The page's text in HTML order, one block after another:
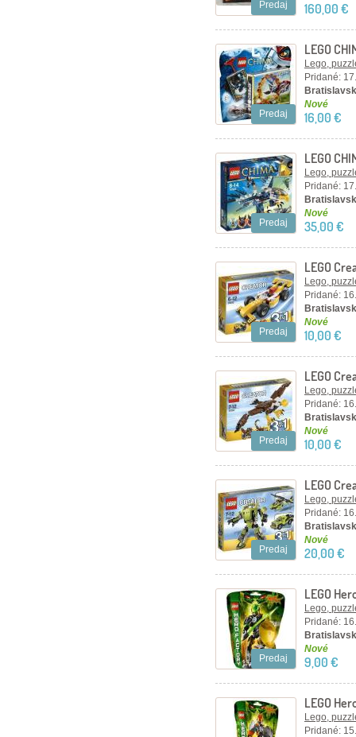
Predaj 160,00 €
Predaj
LEGO
Lego,
Pridané:
Nové
16,00 €
Predaj
LEGO
Lego,
Pridané:
Nové
35,00 €
Predaj
LEGO
Lego,
Pridané:
Nové
10,00 €
Predaj
LEGO
Lego,
Pridané:
Nové
10,00 €
Predaj
LEGO
Lego,
Pridané:
Nové
20,00 €
Predaj
LEGO
Lego,
Pridané:
Nové
9,00 €
LEGO
Lego,
Pridané: